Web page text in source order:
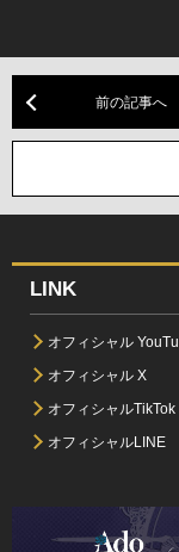
前の記事へ
LINK
オフィシャル
オフィシャル X
オフィシャルTikTok
オフィシャルLINE